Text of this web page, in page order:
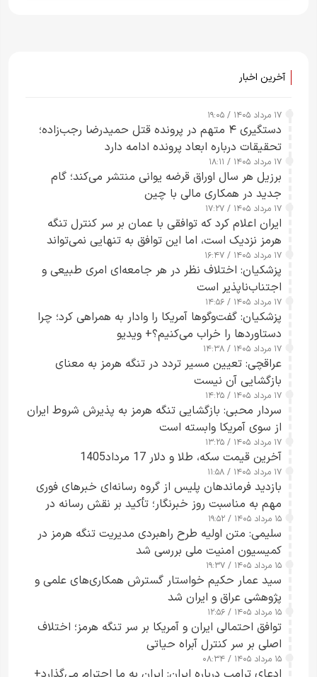
آخرین اخبار
۱۷ مرداد ۱۴۰۵ / ۱۹:۰۵
دستگیری ۴ متهم در پرونده قتل حمیدرضا رجب‌زاده؛
تحقیقات درباره ابعاد پرونده ادامه دارد
۱۷ مرداد ۱۴۰۵ / ۱۸:۱۱
برزیل هر سال اوراق قرضه یوانی منتشر می‌کند؛ گام
جدید در همکاری مالی با چین
۱۷ مرداد ۱۴۰۵ / ۱۷:۲۷
ایران اعلام کرد که توافقی با عمان بر سر کنترل تنگه
هرمز نزدیک است، اما این توافق به تنهایی نمی‌تواند
آبراه را آزاد کند
۱۷ مرداد ۱۴۰۵ / ۱۶:۴۷
پزشکیان: اختلاف نظر در هر جامعه‌ای امری طبیعی و
اجتناب‌ناپذیر است
۱۷ مرداد ۱۴۰۵ / ۱۴:۵۶
پزشکیان: گفت‌وگوها آمریکا را وادار به همراهی کرد؛ چرا
دستاوردها را خراب می‌کنیم؟+ ویدیو
۱۷ مرداد ۱۴۰۵ / ۱۴:۳۸
عراقچی: تعیین مسیر تردد در تنگه هرمز به معنای
بازگشایی آن نیست
۱۷ مرداد ۱۴۰۵ / ۱۴:۲۵
سردار محبی: بازگشایی تنگه هرمز به پذیرش شروط ایران
از سوی آمریکا وابسته است
۱۷ مرداد ۱۴۰۵ / ۱۳:۲۵
آخرین قیمت سکه، طلا و دلار 17 مرداد1405
۱۷ مرداد ۱۴۰۵ / ۱۱:۵۸
بازدید فرماندهان پلیس از گروه رسانه‌ای خبرهای فوری
مهم به مناسبت روز خبرنگار؛ تأکید بر نقش رسانه در
تقویت امنیت و اعتماد عمومی
۱۵ مرداد ۱۴۰۵ / ۱۹:۵۲
سلیمی: متن اولیه طرح راهبردی مدیریت تنگه هرمز در
کمیسیون امنیت ملی بررسی شد
۱۵ مرداد ۱۴۰۵ / ۱۹:۳۷
سید عمار حکیم خواستار گسترش همکاری‌های علمی و
پژوهشی عراق و ایران شد
۱۵ مرداد ۱۴۰۵ / ۱۲:۵۶
توافق احتمالی ایران و آمریکا بر سر تنگه هرمز؛ اختلاف
اصلی بر سر کنترل آبراه حیاتی
۱۵ مرداد ۱۴۰۵ / ۰۸:۳۴